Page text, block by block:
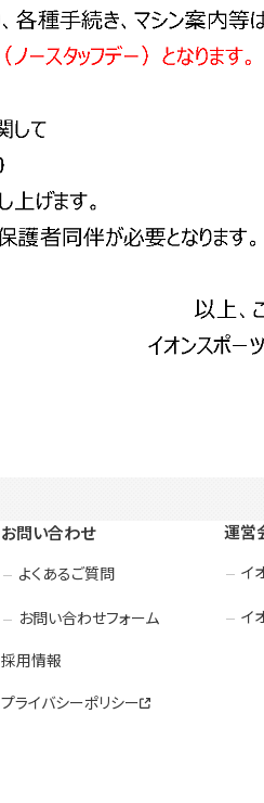
お問い合わせ
よくあるご質問
お問い合わせフォーム
採用情報
プライバシーポリシー
運営
イ
イ